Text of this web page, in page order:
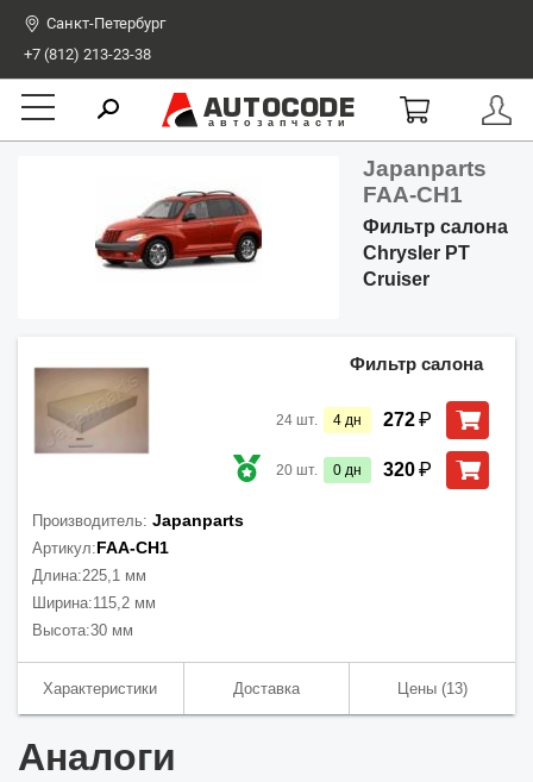
Санкт-Петербург
+7 (812) 213-23-38
AUTOCODE
автозапчасти
Japanparts
FAA-CH1
Фильтр салона
Chrysler PT
Cruiser
Фильтр салона
24 шт. 4 дн 272₽
20 шт. 0 дн 320₽
Производитель: Japanparts
Артикул:FAA-CH1
Длина:225,1 мм
Ширина:115,2 мм
Высота:30 мм
Характеристики Доставка Цены (13)
Аналоги